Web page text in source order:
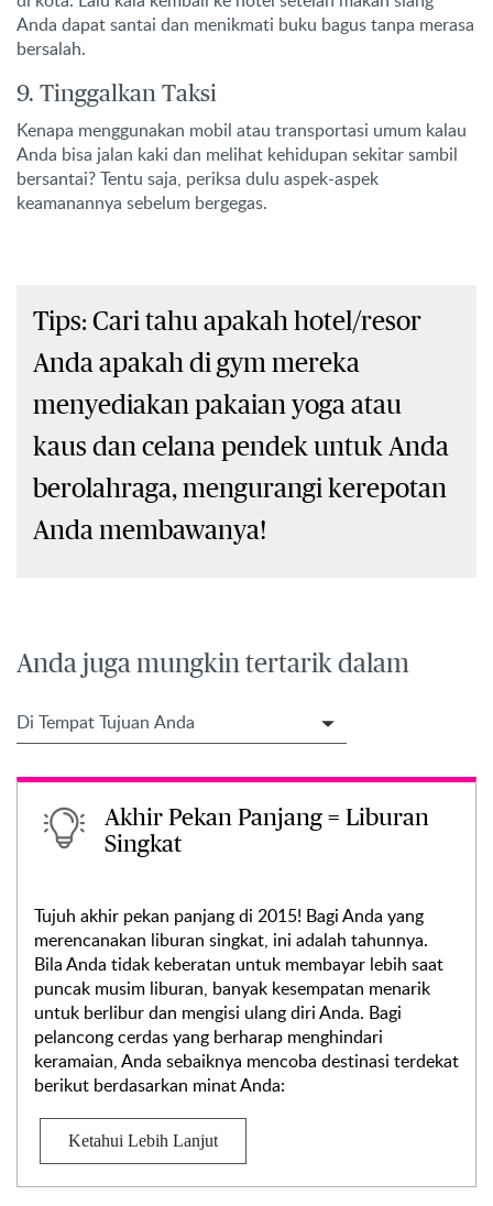
Anda dapat santai dan menikmati buku bagus tanpa merasa
bersalah.
9. Tinggalkan Taksi
Kenapa menggunakan mobil atau transportasi umum kalau
Anda bisa jalan kaki dan melihat kehidupan sekitar sambil
bersantai? Tentu saja, periksa dulu aspek-aspek
keamanannya sebelum bergegas.
Tips: Cari tahu apakah hotel/resor
Anda apakah di gym mereka
menyediakan pakaian yoga atau
kaus dan celana pendek untuk Anda
berolahraga, mengurangi kerepotan
Anda membawanya!
Anda juga mungkin tertarik dalam
Filter Travel Tips
Akhir Pekan Panjang = Liburan
Singkat
Tujuh akhir pekan panjang di 2015! Bagi Anda yang
merencanakan liburan singkat, ini adalah tahunnya.
Bila Anda tidak keberatan untuk membayar lebih saat
puncak musim liburan, banyak kesempatan menarik
untuk berlibur dan mengisi ulang diri Anda. Bagi
pelancong cerdas yang berharap menghindari
keramaian, Anda sebaiknya mencoba destinasi terdekat
berikut berdasarkan minat Anda:
Ketahui Lebih Lanjut